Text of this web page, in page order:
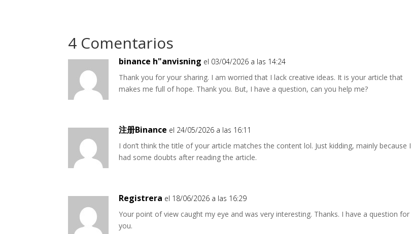
4 Comentarios
binance h"anvisning el 03/04/2026 a las 14:24
Thank you for your sharing. I am worried that I lack creative ideas. It is your article that
makes me full of hope. Thank you. But, I have a question, can you help me?
注册Binance el 24/05/2026 a las 16:11
I don’t think the title of your article matches the content lol. Just kidding, mainly because I
had some doubts after reading the article.
Registrera el 18/06/2026 a las 16:29
Your point of view caught my eye and was very interesting. Thanks. I have a question for
you.